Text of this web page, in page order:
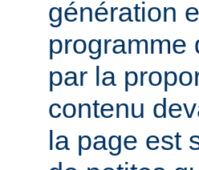
génération
programme
par la
contenu
la page est